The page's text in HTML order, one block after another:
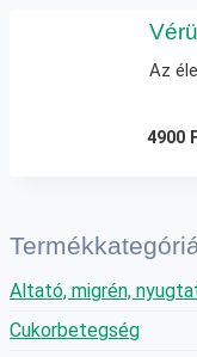
Az
4900
Altató, migrén,
Cukorbetegség